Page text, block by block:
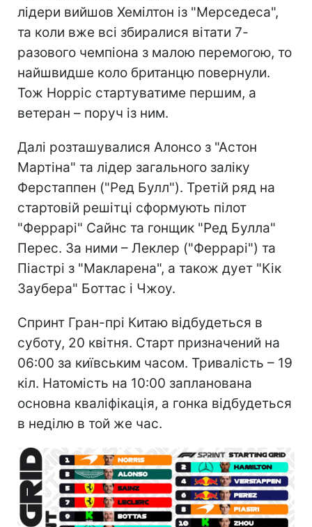
лідери вийшов Хемілтон із "Мерседеса",
та коли вже всі збиралися вітати 7-
разового чемпіона з малою перемогою, то
найшвидше коло британцю повернули.
Тож Норріс стартуватиме першим, а
ветеран – поруч із ним.
Далі розташувалися Алонсо з "Астон
Мартіна" та лідер загального заліку
Ферстаппен ("Ред Булл"). Третій ряд на
стартовій решітці сформують пілот
"Феррарі" Сайнс та гонщик "Ред Булла"
Перес. За ними – Леклер ("Феррарі") та
Піастрі з "Макларена", а також дует "Кік
Заубера" Боттас і Чжоу.
Спринт Гран-прі Китаю відбудеться в
суботу, 20 квітня. Старт призначений на
06:00 за київським часом. Тривалість – 19
кіл. Натомість на 10:00 запланована
основна кваліфікація, а гонка відбудеться
в неділю в той же час.